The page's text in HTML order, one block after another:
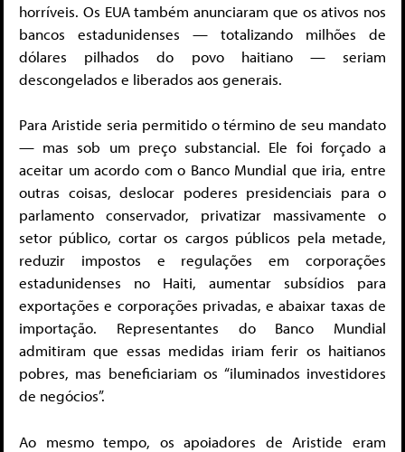
horríveis. Os EUA também anunciaram que os ativos nos
bancos estadunidenses — totalizando milhões de
dólares pilhados do povo haitiano — seriam
descongelados e liberados aos generais.
Para Aristide seria permitido o término de seu mandato
— mas sob um preço substancial. Ele foi forçado a
aceitar um acordo com o Banco Mundial que iria, entre
outras coisas, deslocar poderes presidenciais para o
parlamento conservador, privatizar massivamente o
setor público, cortar os cargos públicos pela metade,
reduzir impostos e regulações em corporações
estadunidenses no Haiti, aumentar subsídios para
exportações e corporações privadas, e abaixar taxas de
importação. Representantes do Banco Mundial
admitiram que essas medidas iriam ferir os haitianos
pobres, mas beneficiariam os “iluminados investidores
de negócios”.
Ao mesmo tempo, os apoiadores de Aristide eram